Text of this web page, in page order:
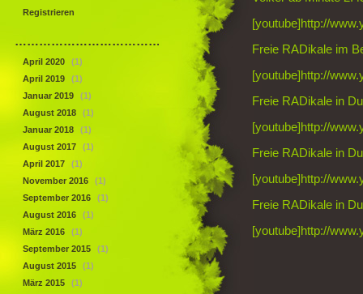
[youtube]http://
Freie RADikale im
[youtube]http://
Freie RADikale in
[youtube]http://
Freie RADikale in
[youtube]http://
Freie RADikale in
[youtube]http://
Registrieren
……………………………………
April 2020
(1)
April 2019
(1)
Januar 2019
(1)
August 2018
(1)
Januar 2018
(1)
August 2017
(1)
April 2017
(1)
November 2016
(1)
September 2016
(1)
August 2016
(1)
März 2016
(1)
September 2015
(1)
August 2015
(1)
März 2015
(1)